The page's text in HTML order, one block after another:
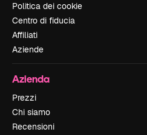
Politica dei cookie
Centro di fiducia
Affiliati
Aziende
Azienda
Prezzi
Chi siamo
Recensioni